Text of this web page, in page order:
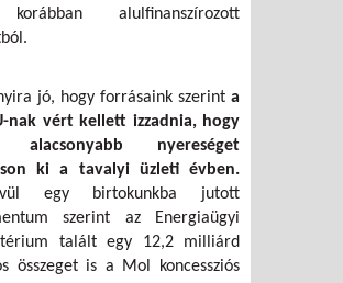
alulfinanszírozott
jó, hogy forrásaink szerint a
nak vért kellett izzadnia, hogy
alacsonyabb nyereséget
ki a tavalyi üzleti évben.
egy birtokunkba jutott
szerint az Energiaügyi
talált egy 12,2 milliárd
összeget is a Mol koncessziós